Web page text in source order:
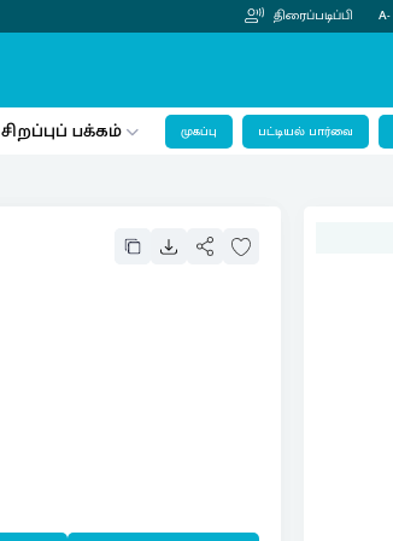
திரைப்படிப்பி A-
சிறப்புப் பக்கம் முகப்பு பட்டியல் பார்வை